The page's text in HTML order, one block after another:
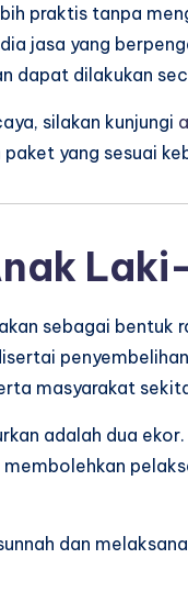
praktis tanpa
jasa yang
dapat dilakukan
silakan kunjungi
yang sesuai
sebagai bentuk
masyarakat
adalah dua
dan